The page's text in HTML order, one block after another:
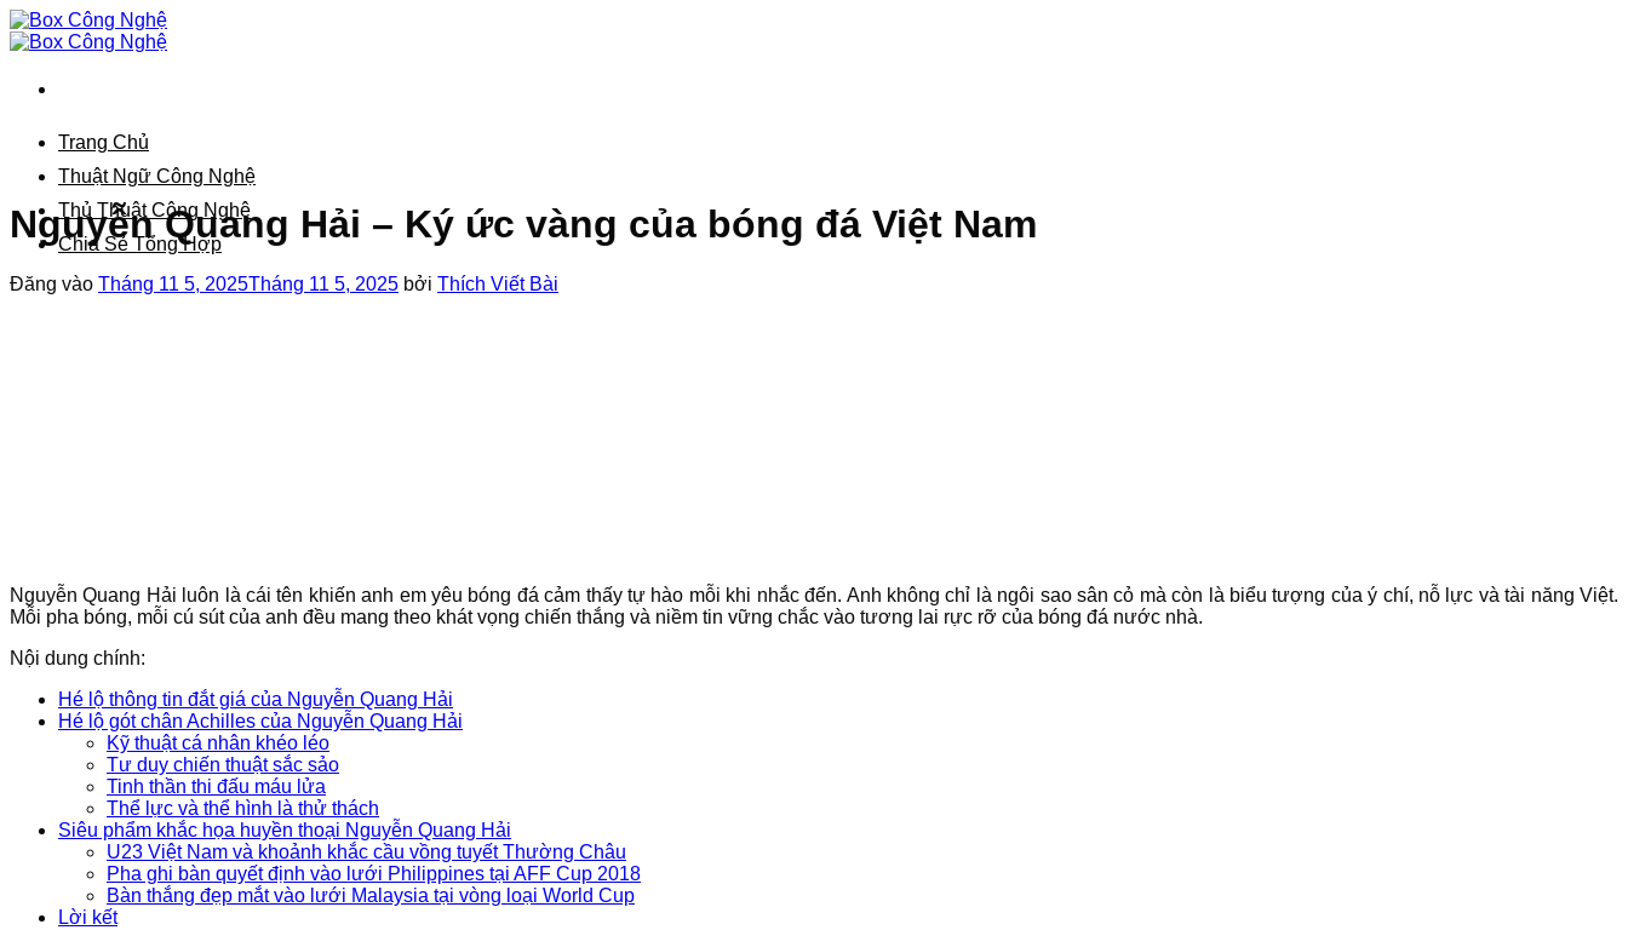
Bỏ
qua
dung
Trang Chủ
Thuật Ngữ Công Nghệ
Thủ Thuật Công Nghệ
Chia Sẻ Tổng Hợp
Nguyễn Quang Hải – Ký ức vàng của bóng đá Việt Nam
Đăng vào Tháng 11 5, 2025Tháng 11 5, 2025 bởi Thích Viết Bài
Nguyễn Quang Hải luôn là cái tên khiến anh em yêu bóng đá cảm thấy tự hào mỗi khi nhắc đến. Anh không chỉ là ngôi sao sân cỏ mà còn là biểu tượng của ý chí, nỗ lực và tài năng Việt.
Mỗi pha bóng, mỗi cú sút của anh đều mang theo khát vọng chiến thắng và niềm tin vững chắc vào tương lai rực rỡ của bóng đá nước nhà.
Nội dung chính:
Hé lộ thông tin đắt giá của Nguyễn Quang Hải
Hé lộ gót chân Achilles của Nguyễn Quang Hải
Kỹ thuật cá nhân khéo léo
Tư duy chiến thuật sắc sảo
Tinh thần thi đấu máu lửa
Thể lực và thể hình là thử thách
Siêu phẩm khắc họa huyền thoại Nguyễn Quang Hải
U23 Việt Nam và khoảnh khắc cầu vồng tuyết Thường Châu
Pha ghi bàn quyết định vào lưới Philippines tại AFF Cup 2018
Bàn thắng đẹp mắt vào lưới Malaysia tại vòng loại World Cup
Lời kết